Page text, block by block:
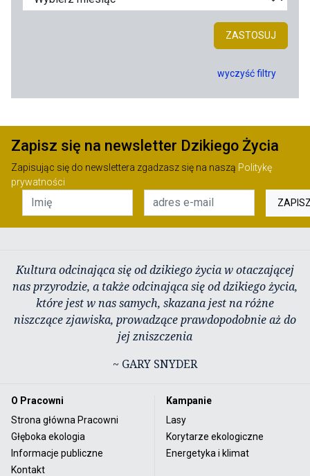
ZASTOSUJ
wyczyść filtry
Zapisz się na newsletter Dzikiego Życia
Zapisując się do newslettera zgadzasz się na naszą Politykę
prywatności
Kultura odcinająca się od dzikiego życia w otaczającej
nas przyrodzie, a także odcinająca się od dzikiego życia,
które jest w nas samych, skazana jest na różne
niszczące zjawiska, prowadzące prawdopodobnie aż do
jej zniszczenia
~ GARY SNYDER
O Pracowni
Strona główna Pracowni
Głęboka ekologia
Informacje publiczne
Kontakt
Kampanie
Lasy
Korytarze ekologiczne
Energetyka i klimat